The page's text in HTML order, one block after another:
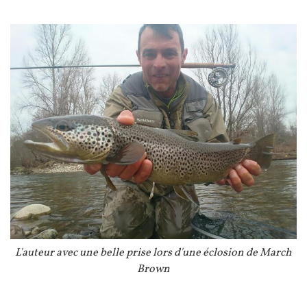
Image
Légende
L'auteur avec une belle prise lors d'une éclosion de March
Brown